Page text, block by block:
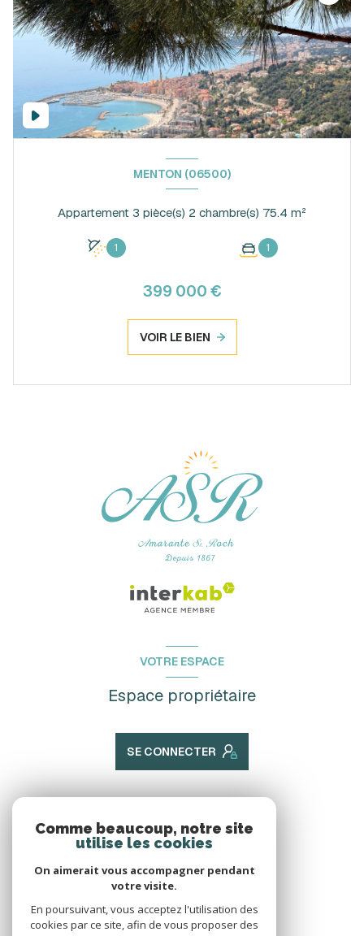
MENTON (06500)
Appartement 3 pièce(s) 2 chambre(s) 75.4 m²
1 1
399 000 €
VOIR LE BIEN
VOTRE ESPACE
Espace propriétaire
SE CONNECTER
Nous adhérons
Comme beaucoup, notre site
utilise les cookies
On aimerait vous accompagner pendant
votre visite.
En poursuivant, vous acceptez l'utilisation des
cookies par ce site, afin de vous proposer des